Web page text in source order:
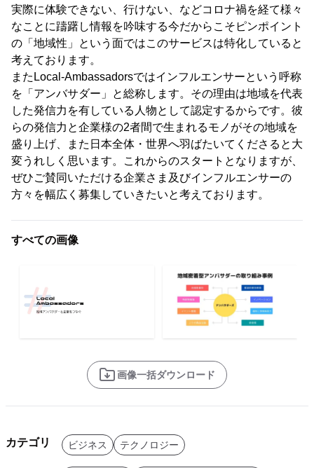
実際に体験できない、行けない、などコロナ禍を経て様々
なことに躊躇し情報を吟味する今だからこそピンポイント
の「地域性」という面ではこのサービスは特化していると
考えております。
またLocal-Ambassadorsではインフルエンサーという呼称
を「アンバサダー」と総称します。その理由は地域を代表
した発信力を有している人物として認定するからです。彼
らの発信力と企業様の2者間で生まれるモノがその地域を
盛り上げ、また日本全体・世界へ羽ばたいてくださると大
変うれしく思います。これからのスタートとなりますが、
ぜひご賛同いただける企業さま及びインフルエンサーの
方々を幅広く募集していきたいと考えております。
すべての画像
画像一括ダウンロード
カテゴリ ビジネス テクノロジー